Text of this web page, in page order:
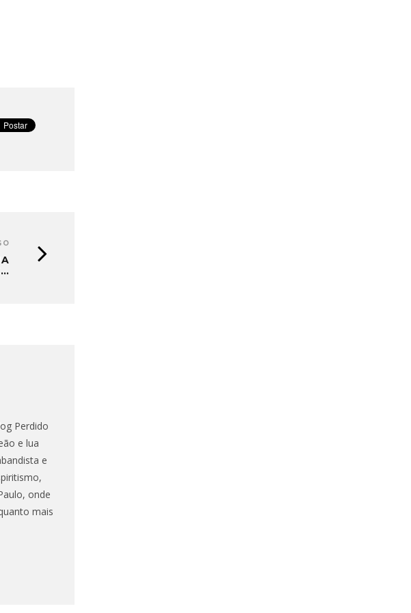
Perdido
e lua
e
onde
mais